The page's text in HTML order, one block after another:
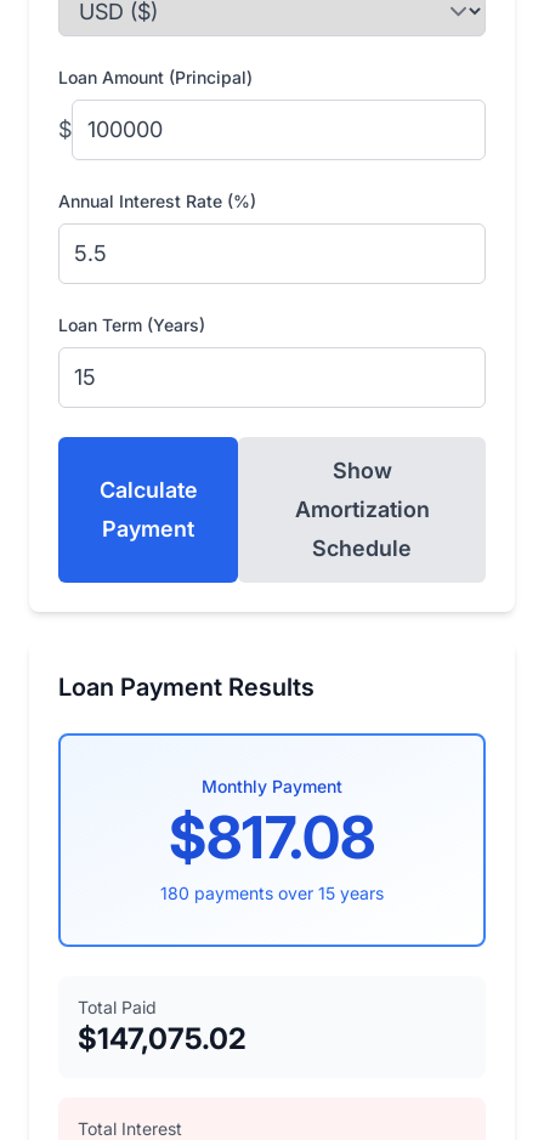
Loan Amount (Principal)
$
Annual Interest Rate (%)
Loan Term (Years)
Calculate
Payment
Show
Amortization
Schedule
Loan Payment Results
Monthly Payment
$817.08
180 payments over 15 years
Total Paid
$147,075.02
Total Interest